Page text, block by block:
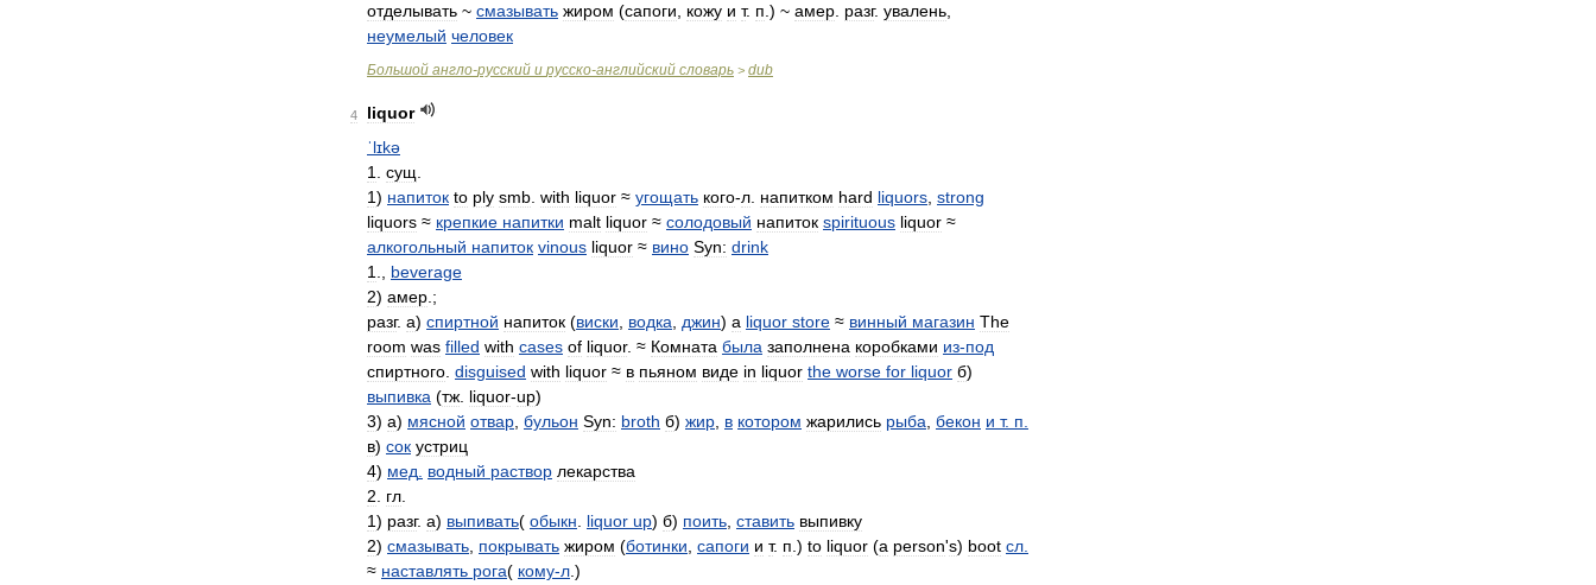
отделывать ~ смазывать жиром (сапоги кожу и т. п .) ~ амер разг. увалень
неумелый человек
Большой англо-русский и русско-английский словарь > dub
4
liquor
ˈlɪkə
1
сущ
1) напиток to ply smb with liquor ≈ угощать кого-л напитком hard liquors strong
liquors ≈ крепкие напитки malt liquor ≈ солодовый напиток spirituous liquor ≈
алкогольный напиток vinous liquor ≈ вино Syn: drink
1
beverage
2) амер .;
разг. а) спиртной напиток (виски водка джин) a liquor store ≈ винный магазин The
room was filled with cases of liquor. ≈ Комната была заполнена коробками из-под
спиртного disguised with liquor ≈ в пьяном виде in liquor the worse for liquor б)
выпивка (тж liquor-up)
3) а) мясной отвар бульон Syn: broth б) жир в котором жарились рыба бекон и т. п
в) сок устриц
4) мед водный раствор лекарства
2
гл
1) разг. а) выпивать( обыкн liquor up) б) поить ставить выпивку
2) смазывать покрывать жиром (ботинки сапоги и т. п .) to liquor (a person's) boot сл
≈ наставлять рога( кому-л .)